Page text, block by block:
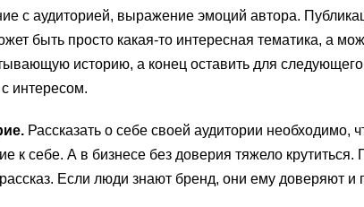
с аудиторией, выражение эмоций автора.
быть просто какая-то интересная тематика, а
историю, а конец оставить для
интересом.
Рассказать о себе своей аудитории необходимо,
к себе. А в бизнесе без доверия тяжело
Если люди знают бренд, они ему доверяют и